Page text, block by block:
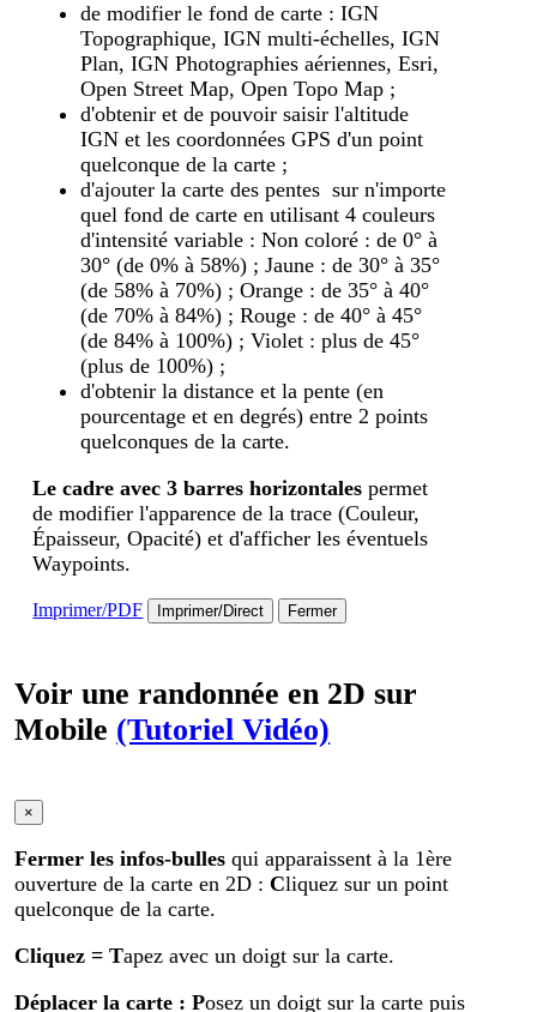
de modifier le fond de carte : IGN
Topographique, IGN multi-échelles, IGN
Plan, IGN Photographies aériennes, Esri,
Open Street Map, Open Topo Map ;
d'obtenir et de pouvoir saisir l'altitude
IGN et les coordonnées GPS d'un point
quelconque de la carte ;
d'ajouter la carte des pentes sur n'importe
quel fond de carte en utilisant 4 couleurs
d'intensité variable : Non coloré : de 0° à
30° (de 0% à 58%) ; Jaune : de 30° à 35°
(de 58% à 70%) ; Orange : de 35° à 40°
(de 70% à 84%) ; Rouge : de 40° à 45°
(de 84% à 100%) ; Violet : plus de 45°
(plus de 100%) ;
d'obtenir la distance et la pente (en
pourcentage et en degrés) entre 2 points
quelconques de la carte.
Le cadre avec 3 barres horizontales permet
de modifier l'apparence de la trace (Couleur,
Épaisseur, Opacité) et d'afficher les éventuels
Waypoints.
Imprimer/PDF Imprimer/Direct Fermer
Voir une randonnée en 2D sur
Mobile (Tutoriel Vidéo)
×
Fermer les infos-bullesqui apparaissent à la 1ère
ouverture de la carte en 2D :Cliquez sur un point
quelconque de la carte.
Cliquez= Tapez avec un doigt sur la carte.
Déplacer la carte : Posez un doigt sur la carte puis